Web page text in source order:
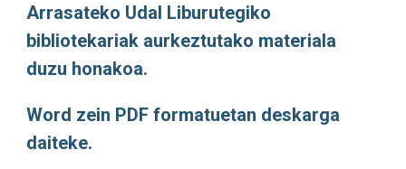
Arrasateko Udal Liburutegiko
bibliotekariak aurkeztutako materiala
duzu honakoa.
Word zein PDF formatuetan deskarga
daiteke.